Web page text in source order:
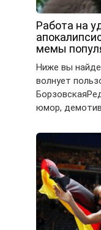
Работа на
мемы
Ниже вы
волнует
юмор,